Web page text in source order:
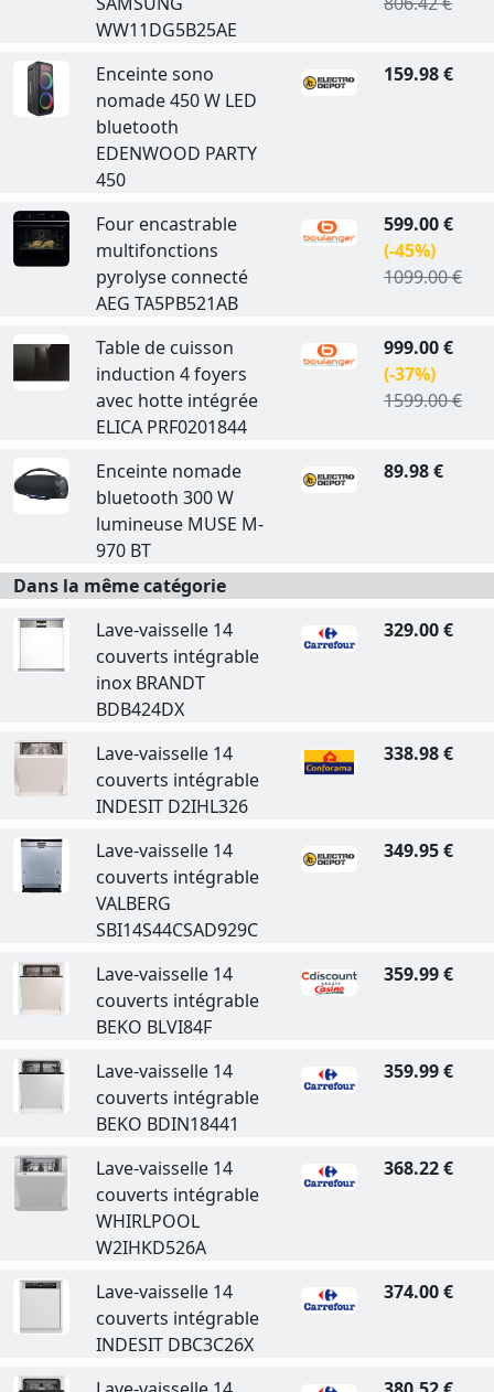
WW11DG5B25AE
Enceinte sono
nomade 450 W LED
bluetooth
EDENWOOD PARTY
450
159.98 €
Four encastrable
multifonctions
pyrolyse connecté
AEG TA5PB521AB
599.00 €
(-45%)
1099.00 €
Table de cuisson
induction 4 foyers
avec hotte intégrée
ELICA PRF0201844
999.00 €
(-37%)
1599.00 €
Enceinte nomade
bluetooth 300 W
lumineuse MUSE M-
970 BT
89.98 €
Dans la même catégorie
Lave-vaisselle 14
couverts intégrable
inox BRANDT
BDB424DX
329.00 €
Lave-vaisselle 14
couverts intégrable
INDESIT D2IHL326
338.98 €
Lave-vaisselle 14
couverts intégrable
VALBERG
SBI14S44CSAD929C
349.95 €
Lave-vaisselle 14
couverts intégrable
BEKO BLVI84F
359.99 €
Lave-vaisselle 14
couverts intégrable
BEKO BDIN18441
359.99 €
Lave-vaisselle 14
couverts intégrable
WHIRLPOOL
W2IHKD526A
368.22 €
Lave-vaisselle 14
couverts intégrable
INDESIT DBC3C26X
374.00 €